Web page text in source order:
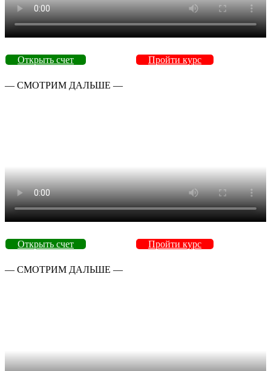
Открыть счет Пройти курс
— СМОТРИМ ДАЛЬШЕ —
Открыть счет Пройти курс
— СМОТРИМ ДАЛЬШЕ —